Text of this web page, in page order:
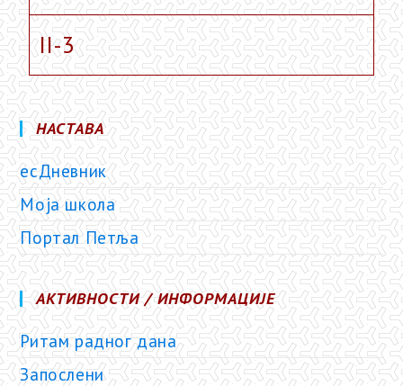
II-3
НАСТАВА
есДневник
Моја школа
Портал Петља
АКТИВНОСТИ / ИНФОРМАЦИЈЕ
Ритам радног дана
Запослени